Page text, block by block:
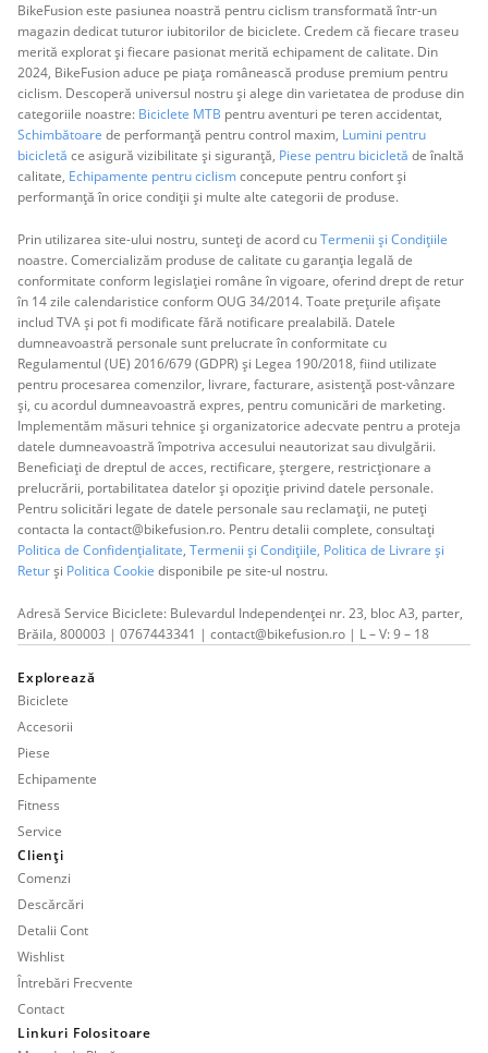
BikeFusion este pasiunea noastră pentru ciclism transformată într-un
magazin dedicat tuturor iubitorilor de biciclete. Credem că fiecare traseu
merită explorat și fiecare pasionat merită echipament de calitate. Din
2024, BikeFusion aduce pe piața românească produse premium pentru
ciclism. Descoperă universul nostru și alege din varietatea de produse din
categoriile noastre: Biciclete MTB pentru aventuri pe teren accidentat,
Schimbătoare de performanță pentru control maxim, Lumini pentru
bicicletă ce asigură vizibilitate și siguranță, Piese pentru bicicletă de înaltă
calitate, Echipamente pentru ciclismconcepute pentru confort și
performanță în orice condiții și multe alte categorii de produse.
Prin utilizarea site-ului nostru, sunteți de acord cuTermenii și Condițiile
noastre. Comercializăm produse de calitate cu garanția legală de
conformitate conform legislației române în vigoare, oferind drept de retur
în 14 zile calendaristice conform OUG 34/2014. Toate prețurile afișate
includ TVA și pot fi modificate fără notificare prealabilă. Datele
dumneavoastră personale sunt prelucrate în conformitate cu
Regulamentul (UE) 2016/679 (GDPR) și Legea 190/2018, fiind utilizate
pentru procesarea comenzilor, livrare, facturare, asistență post-vânzare
și, cu acordul dumneavoastră expres, pentru comunicări de marketing.
Implementăm măsuri tehnice și organizatorice adecvate pentru a proteja
datele dumneavoastră împotriva accesului neautorizat sau divulgării.
Beneficiați de dreptul de acces, rectificare, ștergere, restricționare a
prelucrării, portabilitatea datelor și opoziție privind datele personale.
Pentru solicitări legate de datele personale sau reclamații, ne puteți
contacta la contact@bikefusion.ro. Pentru detalii complete, consultați
Politica de Confidențialitate, Termenii și Condițiile, Politica de Livrare și
Returși Politica Cookie disponibile pe site-ul nostru.
Adresă Service Biciclete: Bulevardul Independenței nr. 23, bloc A3, parter,
Brăila, 800003 | 0767443341 | contact@bikefusion.ro | L – V: 9 – 18
Explorează
Biciclete
Accesorii
Piese
Echipamente
Fitness
Service
Clienți
Comenzi
Descărcări
Detalii Cont
Wishlist
Întrebări Frecvente
Contact
Linkuri Folositoare